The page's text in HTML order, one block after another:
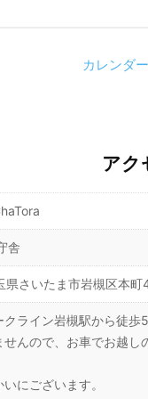
カレンダ
アク
舎
さいたま市岩槻区本町
ライン岩槻駅から徒歩
んので、お車でお越し
にございます。